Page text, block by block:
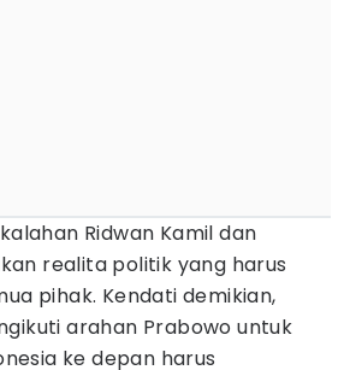
Ridwan Kamil dan
realita politik yang harus
pihak. Kendati demikian,
arahan Prabowo untuk
ke depan harus